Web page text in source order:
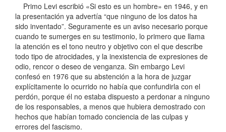
Primo Levi escribió «Si esto es un hombre» en 1946, y en
la presentación ya advertía “que ninguno de los datos ha
sido inventado”. Seguramente es un aviso necesario porque
cuando te sumerges en su testimonio, lo primero que llama
la atención es el tono neutro y objetivo con el que describe
todo tipo de atrocidades, y la inexistencia de expresiones de
odio, rencor o deseo de venganza. Sin embargo Levi
confesó en 1976 que su abstención a la hora de juzgar
explícitamente lo ocurrido no había que confundirla con el
perdón, porque él no estaba dispuesto a perdonar a ninguno
de los responsables, a menos que hubiera demostrado con
hechos que habían tomado conciencia de las culpas y
errores del fascismo.